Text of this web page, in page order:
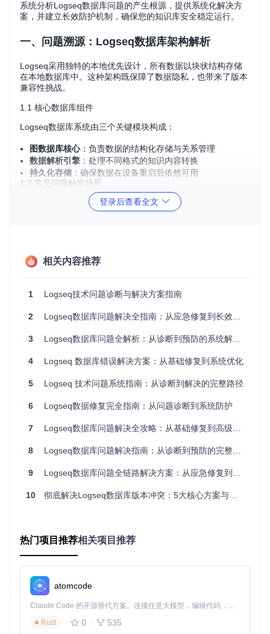
系统分析Logseq数据库问题的产生根源，提供系统化解决方
案，并建立长效防护机制，确保您的知识库安全稳定运行。
一、问题溯源：Logseq数据库架构解析
Logseq采用独特的本地优先设计，所有数据以块状结构存储
在本地数据库中。这种架构既保障了数据隐私，也带来了版本
兼容性挑战。
1.1 核心数据库组件
Logseq数据库系统由三个关键模块构成：
图数据库核心：负责数据的结构化存储与关系管理
数据解析引擎 ：处理不同格式的知识内容转换
持久化存储 ：确保数据在设备重启后依然可用
1.2 常见问题触发场景
数据库问题通常在以下场景中出现：
第三方插件数据冲突
Logseq主界面展示，左侧为知识块结构，右侧为关联图谱视
法正常加载。
根本原因
：新版本Logseq引入了数据结构变更，而旧版本数
据格式未同步更新。
实施步骤：
备份数据目录，确保原始数据安全
安装与当前数据库兼容的Logseq版本
导出数据为Markdown格式
升级到最新版本并重新导入数据
风险评估：此方法适用于主要版本升级场景，可能导致少量格
式调整，但能确保数据完整性。
⚠️ 重要提示：版本降级仅作为临时解决方案，长期应保持使用
最新版本以获得安全更新。
2.2 数据损坏恢复方案
：应用频繁崩溃，特定页面无法打开，或出现"数据
登录后查看全文
相关内容推荐
1 Logseq技术问题诊断与解决方案指南
2 Logseq数据库问题解决全指南：从应急修复到长效维护 | Logseq
3 Logseq数据库问题全解析：从诊断到预防的系统解决方案
4 Logseq 数据库错误解决方案：从基础修复到系统优化
5 Logseq 技术问题系统指南：从诊断到解决的完整路径
6 Logseq数据修复完全指南：从问题诊断到系统防护
7 Logseq数据库问题解决全攻略：从基础修复到高级诊断
8 Logseq数据库问题解决指南：从诊断到预防的完整路径
9 Logseq数据库问题全链路解决方案：从应急修复到架构优化
10 彻底解决Logseq数据库版本冲突：5大核心方案与预防体系构建
热门项目推荐相关项目推荐
atomcode
Claude Code 的开源替代方案。连接任意大模型，编辑代码，运行命令，自动验证 — 全自动执行。用 Rust 构建，极致性能。 ｜ An open-source alternative to Claude Code. Connect any LLM, edit code, run commands, and verify changes — autonomously. Built in Rust for speed. Get Started
Rust
0 535